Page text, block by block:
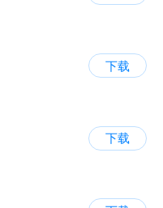
下载
下载